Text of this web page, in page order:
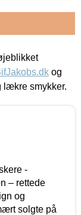
og
lækre smykker.
-
– rettede
og
solgte på